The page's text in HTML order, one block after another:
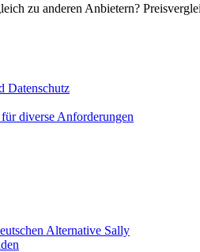
zu anderen Anbietern?
Datenschutz
diverse Anforderungen
Alternative Sally